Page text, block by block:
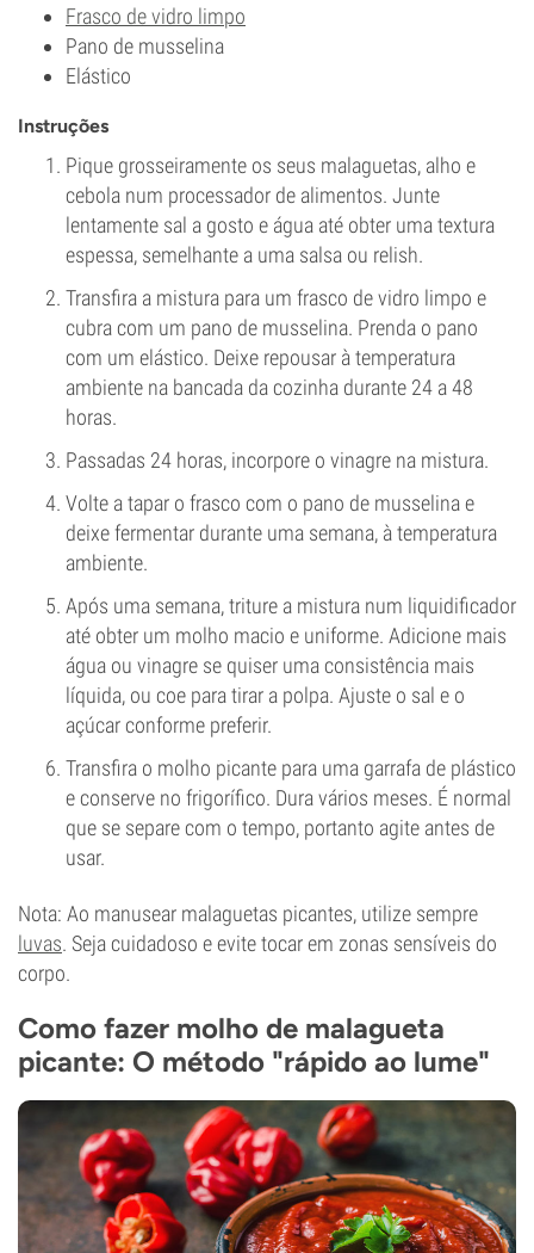
Frasco de vidro limpo
Pano de musselina
Elástico
Instruções
Pique grosseiramente os seus malaguetas, alho e
cebola num processador de alimentos. Junte
lentamente sal a gosto e água até obter uma textura
espessa, semelhante a uma salsa ou relish.
Transfira a mistura para um frasco de vidro limpo e
cubra com um pano de musselina. Prenda o pano
com um elástico. Deixe repousar à temperatura
ambiente na bancada da cozinha durante 24 a 48
horas.
Passadas 24 horas, incorpore o vinagre na mistura.
Volte a tapar o frasco com o pano de musselina e
deixe fermentar durante uma semana, à temperatura
ambiente.
Após uma semana, triture a mistura num liquidificador
até obter um molho macio e uniforme. Adicione mais
água ou vinagre se quiser uma consistência mais
líquida, ou coe para tirar a polpa. Ajuste o sal e o
açúcar conforme preferir.
Transfira o molho picante para uma garrafa de plástico
e conserve no frigorífico. Dura vários meses. É normal
que se separe com o tempo, portanto agite antes de
usar.
Nota: Ao manusear malaguetas picantes, utilize sempre
luvas. Seja cuidadoso e evite tocar em zonas sensíveis do
corpo.
Como fazer molho de malagueta
picante: O método "rápido ao lume"